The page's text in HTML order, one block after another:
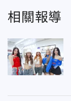
相關報導